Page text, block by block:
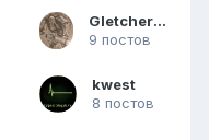
Gletcherniy
9 постов
kwest
8 постов